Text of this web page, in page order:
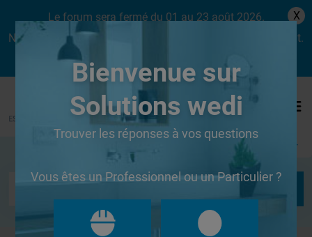
Le forum sera fermé du 01 au 23 août 2026.
Nous aurons le plaisir de vous retrouver dès le lundi 24 août.
X
Se connecter
Bienvenue sur
Solutions wedi
Trouver les réponses à vos questions
Vous êtes un Professionnel ou un Particulier ?